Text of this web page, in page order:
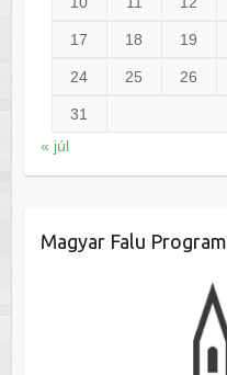
17 18 19
24 25 26
31
« júl
Magyar Falu Program